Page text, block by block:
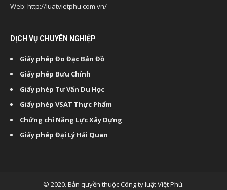
Web: http://luatvietphu.com.vn/
DỊCH VỤ CHUYÊN NGHIỆP
Giấy phép Đo Đạc Bản Đồ
Giấy phép Bưu Chính
Giấy phép Tư Vấn Du Học
Giấy phép VSAT Thực Phẩm
Chứng chỉ Năng Lực Xây Dựng
Giấy phép Đại Lý Hải Quan
© 2020. Bản quyền thuộc Công ty luật Việt Phú.